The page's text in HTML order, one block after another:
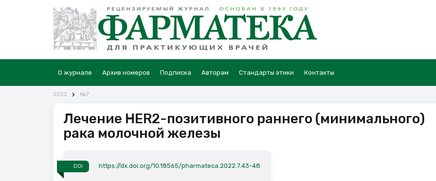
О журнале Архив номеров Подписка Авторам Стандарты этики Контакты
2022 №7
Лечение HER2-позитивного раннего (минимального)
рака молочной железы
DOI https://dx.doi.org/10.18565/pharmateca.2022.7.43-48